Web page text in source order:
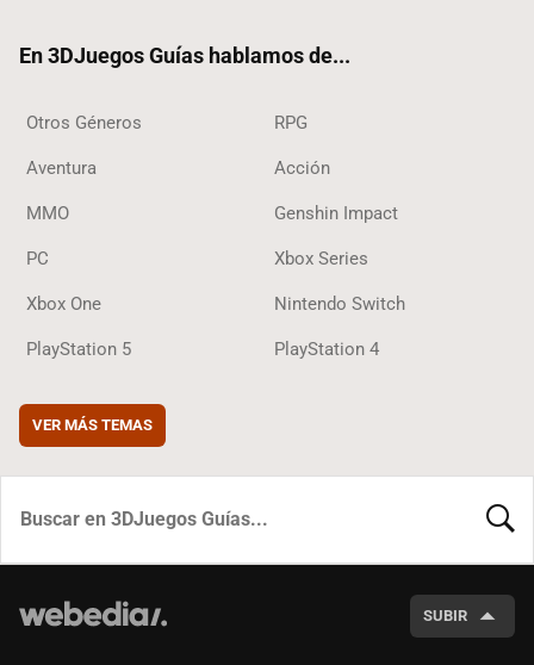
En 3DJuegos Guías hablamos de...
Otros Géneros RPG
Aventura Acción
MMO Genshin Impact
PC Xbox Series
Xbox One Nintendo Switch
PlayStation 5 PlayStation 4
VER MÁS TEMAS
SUBIR